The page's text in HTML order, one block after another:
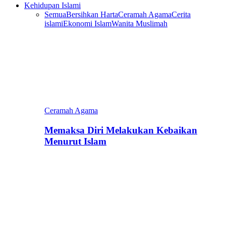
Kehidupan Islami
SemuaBersihkan HartaCeramah AgamaCerita
islamiEkonomi IslamWanita Muslimah
Ceramah Agama
Memaksa Diri Melakukan Kebaikan
Menurut Islam